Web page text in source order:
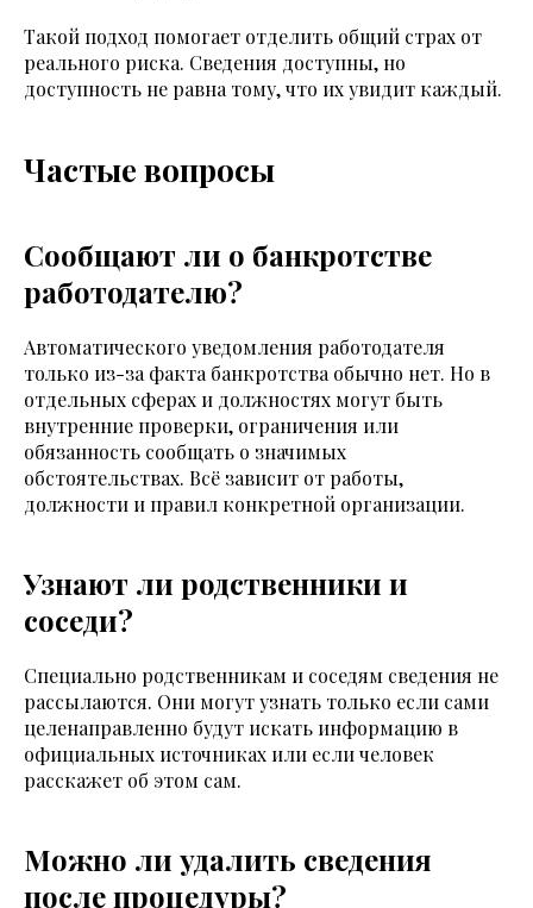
Такой подход помогает отделить общий страх от
реального риска. Сведения доступны, но
доступность не равна тому, что их увидит каждый.
Частые вопросы
Сообщают ли о банкротстве
работодателю?
Автоматического уведомления работодателя
только из-за факта банкротства обычно нет. Но в
отдельных сферах и должностях могут быть
внутренние проверки, ограничения или
обязанность сообщать о значимых
обстоятельствах. Всё зависит от работы,
должности и правил конкретной организации.
Узнают ли родственники и
соседи?
Специально родственникам и соседям сведения не
рассылаются. Они могут узнать только если сами
целенаправленно будут искать информацию в
официальных источниках или если человек
расскажет об этом сам.
Можно ли удалить сведения
после процедуры?